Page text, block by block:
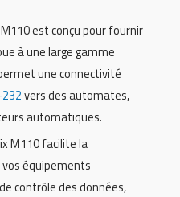
M110 est conçu pour fournir
à une large gamme
une connectivité
vers des automates,
automatiques.
M110 facilite la
équipements
contrôle des données,